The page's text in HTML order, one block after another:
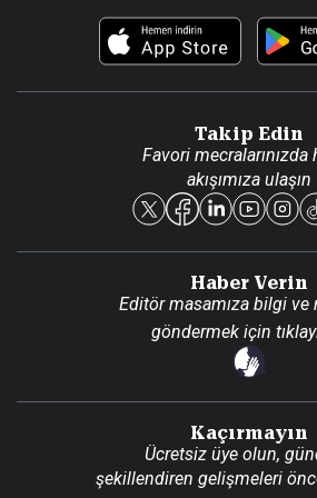
Foto Haber
Künye
Reklam Ver
Takip Edin
Favori mecralarınızda
akışımıza ulaşın
Haber Verin
Editör masamıza bilgi ve
göndermek için
Kaçırmayın
Ücretsiz üye olun,
şekillendiren gelişmeleri